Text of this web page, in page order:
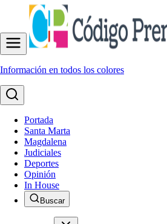
Información en todos los colores
Portada
Santa Marta
Magdalena
Judiciales
Deportes
Opinión
In House
Buscar